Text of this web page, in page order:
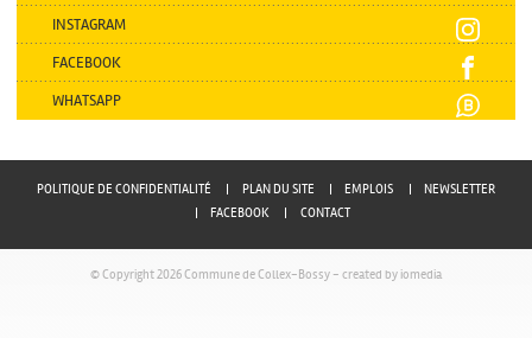
INSTAGRAM
FACEBOOK
WHATSAPP
POLITIQUE DE CONFIDENTIALITÉ PLAN DU SITE EMPLOIS
NEWSLETTER
FACEBOOK
CONTACT
© Copyright 2026 Commune de Collex-Bossy - created by iomedia